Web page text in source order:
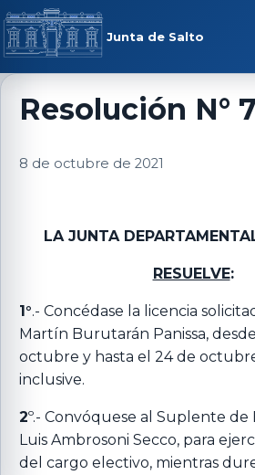
Saltar al contenido
Junta de Salto
menú
Resolución N°
8 de octubre de 2021
LA JUNTA
RESUELVE:
1°.- Concédase la licencia
Martín Burutarán Panissa,
octubre y hasta el 24 de
inclusive.
2º.- Convóquese al Suplente de
Luis Ambrosoni Secco, para
del cargo electivo, mientras